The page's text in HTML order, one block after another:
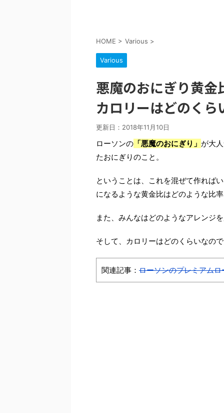
HOME > Various >
Various
悪魔のおにぎり黄
カロリーはどのくら
更新日： 2018年11月10日
ローソンの 「悪魔のおにぎり」 が大
たおにぎりのこと。
ということは、これを混ぜて作れば
になるような黄金比はどのような比
また、みんなはどのようなアレンジ
そして、カロリーはどのくらいなの
関連記事： ローソンのプレミアム